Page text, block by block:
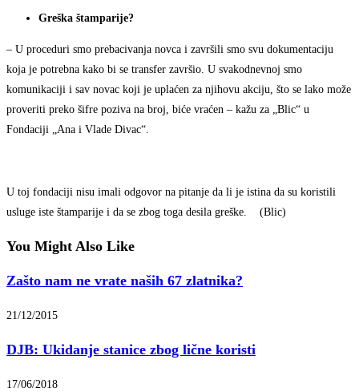
Greška štamparije?
– U proceduri smo prebacivanja novca i završili smo svu dokumentaciju
koja je potrebna kako bi se transfer završio. U svakodnevnoj smo
komunikaciji i sav novac koji je uplaćen za njihovu akciju, što se lako može
proveriti preko šifre poziva na broj, biće vraćen – kažu za „Blic“ u
Fondaciji „Ana i Vlade Divac“.
U toj fondaciji nisu imali odgovor na pitanje da li je istina da su koristili
usluge iste štamparije i da se zbog toga desila greške. (Blic)
You Might Also Like
Zašto nam ne vrate naših 67 zlatnika?
21/12/2015
DJB: Ukidanje stanice zbog lične koristi
17/06/2018